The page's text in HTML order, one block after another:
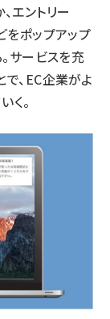
エントリー
をポップアップ
サービスを充
、EC企業がよ
く。